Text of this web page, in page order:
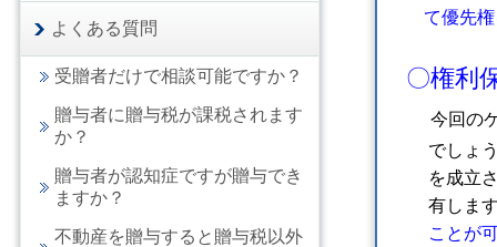
て優先権
〇権利
今回の
でしょう
を成立さ
有します
ことが可
よくある質問
受贈者だけで相談可能ですか？
贈与者に贈与税が課税されます
か？
贈与者が認知症ですが贈与でき
ますか？
不動産を贈与すると贈与税以外